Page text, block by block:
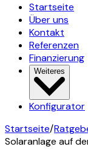
Startseite
Über uns
Kontakt
Referenzen
Finanzierung
Weiteres
Konfigurator
Startseite/
Solaranlage auf